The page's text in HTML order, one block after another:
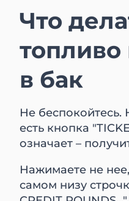
Что
топливо
в бак
Не
есть кнопка
означает –
Нажимаете не
самом низу